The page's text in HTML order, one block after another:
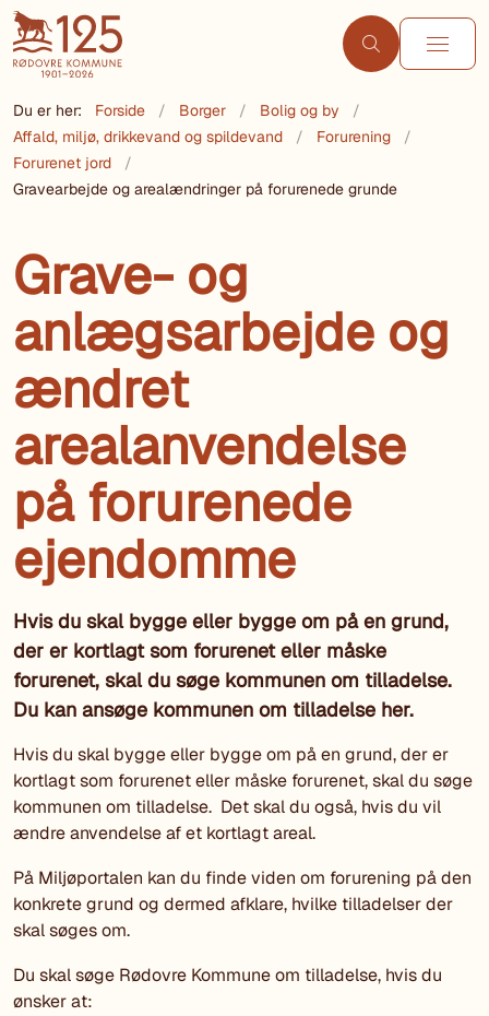
Du er her: Forside Borger
Bolig og by
Affald, miljø, drikkevand og spildevand
Forurening
Forurenet jord
Gravearbejde og arealændringer på forurenede grunde
Grave- og
anlægsarbejde og
ændret
arealanvendelse
på forurenede
ejendomme
Hvis du skal bygge eller bygge om på en grund,
der er kortlagt som forurenet eller måske
forurenet, skal du søge kommunen om tilladelse.
Du kan ansøge kommunen om tilladelse her.
Hvis du skal bygge eller bygge om på en grund, der er
kortlagt som forurenet eller måske forurenet, skal du søge
kommunen om tilladelse. Det skal du også, hvis du vil
ændre anvendelse af et kortlagt areal.
På Miljøportalen kan du finde viden om forurening på den
konkrete grund og dermed afklare, hvilke tilladelser der
skal søges om.
Du skal søge Rødovre Kommune om tilladelse, hvis du
ønsker at: